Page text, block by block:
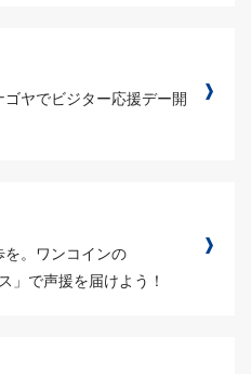
ヤでビジター応援デー開
。ワンコインの
」で声援を届けよう！